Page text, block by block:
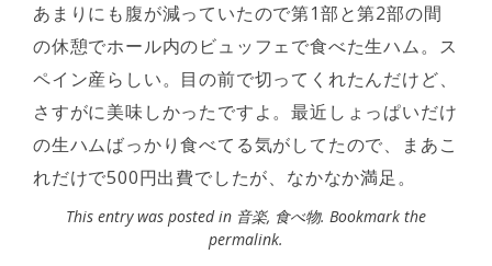
あまりにも腹が減っていたので第1部と第2部の間
の休憩でホール内のビュッフェで食べた生ハム。ス
ペイン産らしい。目の前で切ってくれたんだけど、
さすがに美味しかったですよ。最近しょっぱいだけ
の生ハムばっかり食べてる気がしてたので、まあこ
れだけで500円出費でしたが、なかなか満足。
This entry was posted in 音楽, 食べ物. Bookmark the
permalink.